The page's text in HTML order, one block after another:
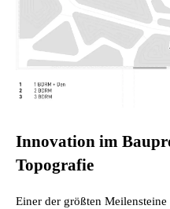
Innovation im
Topografie
Einer der größten Meilensteine